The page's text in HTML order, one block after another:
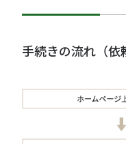
手続きの流れ（依